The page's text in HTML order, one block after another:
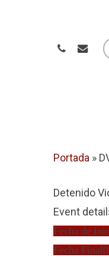
phoneemail
Portada »
Detenido
Event
Fecha de
Fecha Final